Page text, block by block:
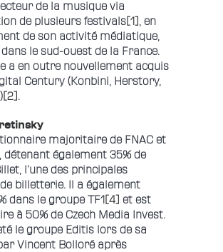
de la musique via
de plusieurs festivals[1], en
de son activité médiatique,
le sud-ouest de la France.
a en outre nouvellement acquis
Century (Konbini, Herstory,
[2].
majoritaire de FNAC et
, détenant également 35% de
l’une des principales
billetterie. Il a également
dans le groupe TF1[4] et est
à 50% de Czech Media Invest.
le groupe Editis lors de sa
Vincent Bolloré après